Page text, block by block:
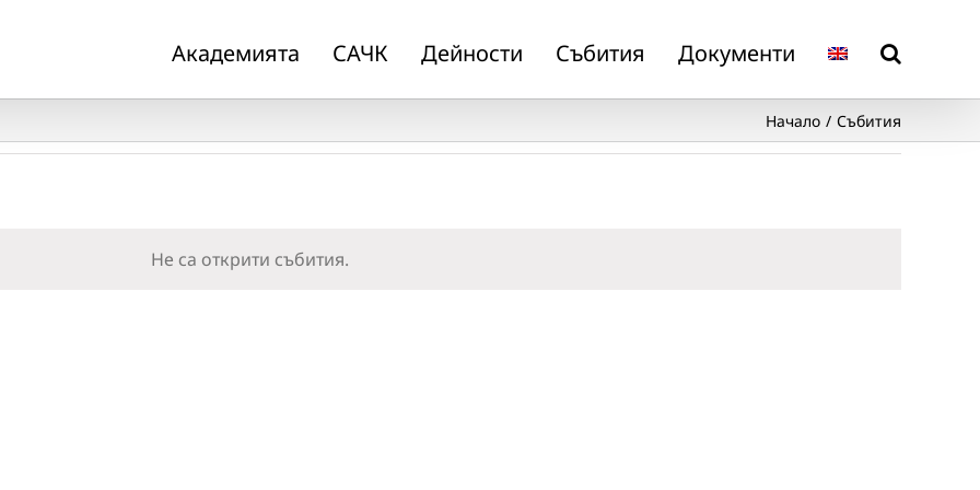
Академията САЧК Дейности Събития Документи
Начало Събития
Notice
Не са открити събития.